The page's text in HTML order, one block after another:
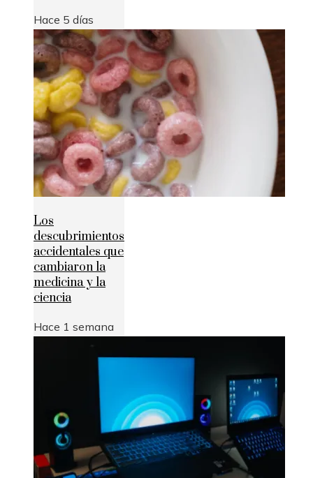
Hace 5 días
Los
descubrimientos
accidentales que
cambiaron la
medicina y la
ciencia
Hace 1 semana